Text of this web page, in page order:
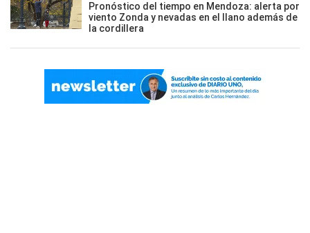
Pronóstico del tiempo en Mendoza: alerta por
viento Zonda y nevadas en el llano además de
la cordillera